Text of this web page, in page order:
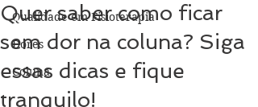
Qualidade em Fisioterapia
Dores
Coluna
Quer saber como ficar
sem dor na coluna? Siga
essas dicas e fique
tranquilo!